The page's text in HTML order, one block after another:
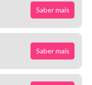
Saber mais
Saber mais